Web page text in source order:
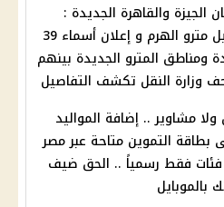
الجيزة والقاهرة الجديدة :
موعد تشغيل مترو الهرم و إعلان أسماء 39
ومناطق المترو الجديدة بينهم
وزارة النقل تكشف التفاصيل
مشاوير .. إضافة المواليد
بطاقة التموين متاحة عبر مصر
الرقمية لـ4 فئات فقط رسمياً .. الحق ضيف
بالموبايل